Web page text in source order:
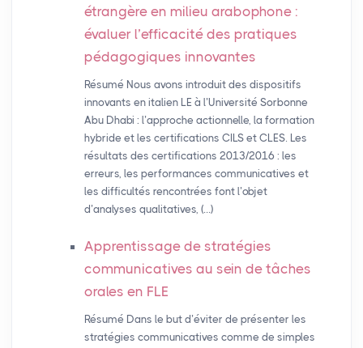
étrangère en milieu arabophone :
évaluer l’efficacité des pratiques
pédagogiques innovantes
Résumé Nous avons introduit des dispositifs
innovants en italien LE à l’Université Sorbonne
Abu Dhabi : l’approche actionnelle, la formation
hybride et les certifications CILS et CLES. Les
résultats des certifications 2013/2016 : les
erreurs, les performances communicatives et
les difficultés rencontrées font l’objet
d’analyses qualitatives, (…)
Apprentissage de stratégies
communicatives au sein de tâches
orales en FLE
Résumé Dans le but d’éviter de présenter les
stratégies communicatives comme de simples